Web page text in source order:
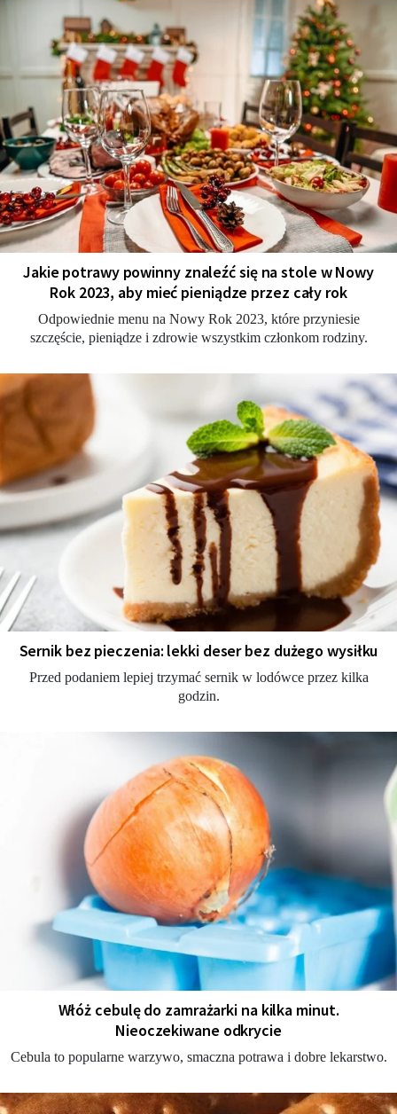
Jakie potrawy powinny znaleźć się na stole w Nowy
Rok 2023, aby mieć pieniądze przez cały rok
Odpowiednie menu na Nowy Rok 2023, które przyniesie
szczęście, pieniądze i zdrowie wszystkim członkom rodziny.
Sernik bez pieczenia: lekki deser bez dużego wysiłku
Przed podaniem lepiej trzymać sernik w lodówce przez kilka
godzin.
Włóż cebulę do zamrażarki na kilka minut.
Nieoczekiwane odkrycie
Cebula to popularne warzywo, smaczna potrawa i dobre lekarstwo.